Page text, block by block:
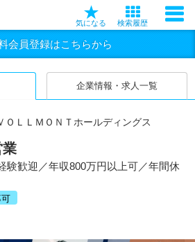
気になる 検索履歴
会員登録はこちらから
企業情報・求人一覧
ＯＬＬＭＯＮＴホールディングス
業
歓迎／年収800万円以上可／年間休